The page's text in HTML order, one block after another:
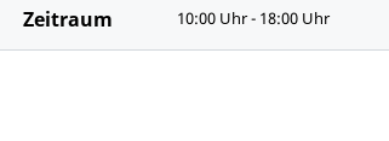
Zeitraum 10:00 Uhr - 18:00 Uhr